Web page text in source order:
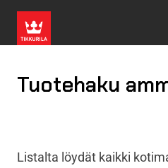
Tuotehaku
Listalta löydät kaikki